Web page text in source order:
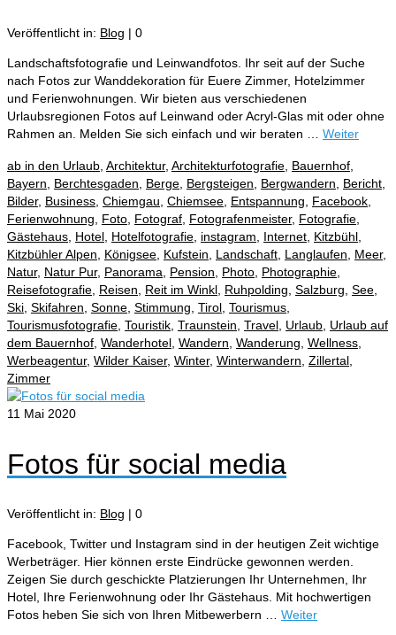
Veröffentlicht in: Blog | 0
Landschaftsfotografie und Leinwandfotos. Ihr seit auf der Suche
nach Fotos zur Wanddekoration für Euere Zimmer, Hotelzimmer
und Ferienwohnungen. Wir bieten aus verschiedenen
Urlaubsregionen Fotos auf Leinwand oder Acryl-Glas mit oder ohne
Rahmen an. Melden Sie sich einfach und wir beraten … Weiter
ab in den Urlaub, Architektur, Architekturfotografie, Bauernhof,
Bayern, Berchtesgaden, Berge, Bergsteigen, Bergwandern, Bericht,
Bilder, Business, Chiemgau, Chiemsee, Entspannung, Facebook,
Ferienwohnung, Foto, Fotograf, Fotografenmeister, Fotografie,
Gästehaus, Hotel, Hotelfotografie, instagram, Internet, Kitzbühl,
Kitzbühler Alpen, Königsee, Kufstein, Landschaft, Langlaufen, Meer,
Natur, Natur Pur, Panorama, Pension, Photo, Photographie,
Reisefotografie, Reisen, Reit im Winkl, Ruhpolding, Salzburg, See,
Ski, Skifahren, Sonne, Stimmung, Tirol, Tourismus,
Tourismusfotografie, Touristik, Traunstein, Travel, Urlaub, Urlaub auf
dem Bauernhof, Wanderhotel, Wandern, Wanderung, Wellness,
Werbeagentur, Wilder Kaiser, Winter, Winterwandern, Zillertal,
Zimmer
11 Mai 2020
Fotos für social media
Veröffentlicht in: Blog | 0
Facebook, Twitter und Instagram sind in der heutigen Zeit wichtige
Werbeträger. Hier können erste Eindrücke gewonnen werden.
Zeigen Sie durch geschickte Platzierungen Ihr Unternehmen, Ihr
Hotel, Ihre Ferienwohnung oder Ihr Gästehaus. Mit hochwertigen
Fotos heben Sie sich von Ihren Mitbewerbern … Weiter